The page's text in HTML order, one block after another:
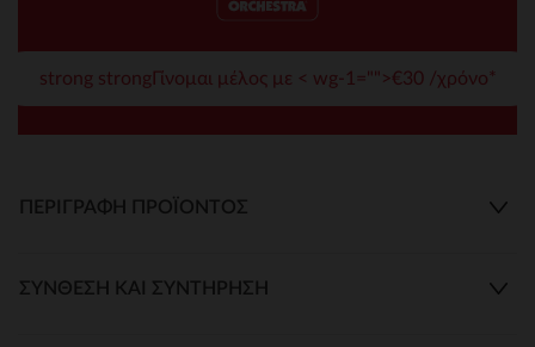
strong strongΓίνομαι μέλος με < wg-1="">€30 /χρόνο*
ΠΕΡΙΓΡΑΦΉ ΠΡΟΪΌΝΤΟΣ
ΣΎΝΘΕΣΗ ΚΑΙ ΣΥΝΤΉΡΗΣΗ